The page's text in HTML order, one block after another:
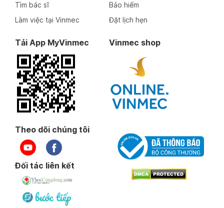
Tìm bác sĩ
Làm việc tại Vinmec
Bảo hiểm
Đặt lịch hẹn
Tải App MyVinmec Vinmec shop
Theo dõi chúng tôi
Đối tác liên kết